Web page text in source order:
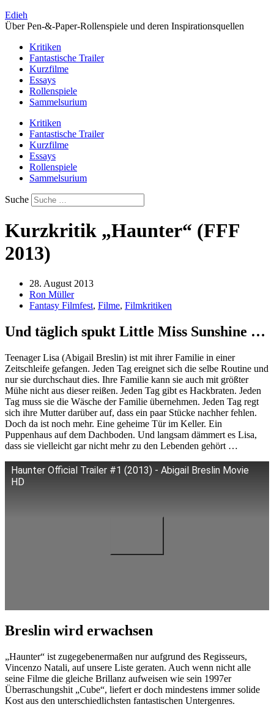
Edieh
Über Pen-&-Paper-Rollenspiele und deren Inspirationsquellen
Kritiken
Fantastische Trailer
Kurzfilme
Essays
Rollenspiele
Sammelsurium
Kritiken
Fantastische Trailer
Kurzfilme
Essays
Rollenspiele
Sammelsurium
Suche
Kurzkritik „Haunter“ (FFF
2013)
28. August 2013
Ron Müller
Fantasy Filmfest, Filme, Filmkritiken
Und täglich spukt Little Miss Sunshine …
Teenager Lisa (Abigail Breslin) ist mit ihrer Familie in einer
Zeitschleife gefangen. Jeden Tag ereignet sich die selbe Routine und
nur sie durchschaut dies. Ihre Familie kann sie auch mit größter
Mühe nicht aus dieser reißen. Jeden Tag gibt es Hackbraten. Jeden
Tag muss sie die Wäsche der Familie übernehmen. Jeden Tag regt
sich ihre Mutter darüber auf, dass ein paar Stücke nachher fehlen.
Doch da ist noch mehr. Eine geheime Tür im Keller. Ein
Puppenhaus auf dem Dachboden. Und langsam dämmert es Lisa,
dass sie vielleicht gar nicht mehr zu den Lebenden gehört …
Haunter Official Trailer #1 (2013) - Abigail Breslin Movie
HD
Breslin wird erwachsen
„Haunter“ ist zugegebenermaßen nur aufgrund des Regisseurs,
Vincenzo Natali, auf unsere Liste geraten. Auch wenn nicht alle
seine Filme die gleiche Brillanz aufweisen wie sein 1997er
Überraschungshit „Cube“, liefert er doch mindestens immer solide
Kost aus den unterschiedlichsten fantastischen Untergenres.